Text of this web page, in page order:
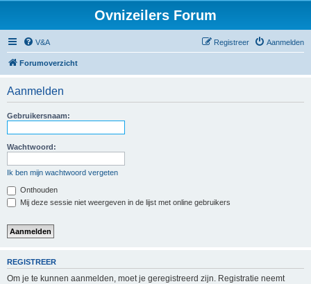
Ovnizeilers Forum
V&A Aanmelden
Registreer
Forumoverzicht
Aanmelden
Gebruikersnaam:
Wachtwoord:
Ik ben mijn wachtwoord vergeten
Onthouden
Mij deze sessie niet weergeven in de lijst met online gebruikers
REGISTREER
Om je te kunnen aanmelden, moet je geregistreerd zijn. Registratie neemt